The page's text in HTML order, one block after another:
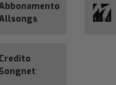
Credito
Songnet